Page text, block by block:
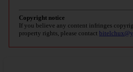
Copyright notice
If you believe any content infringes
property rights, please contact